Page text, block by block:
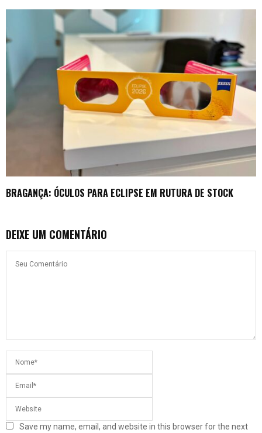
BRAGANÇA: ÓCULOS PARA ECLIPSE EM RUTURA DE STOCK
DEIXE UM COMENTÁRIO
Save my name, email, and website in this browser for the next